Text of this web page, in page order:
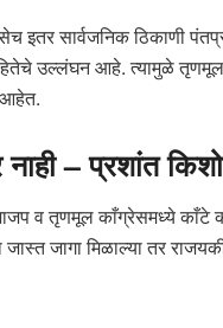
सार्वजनिक ठिकाणी
उल्लंघन आहे. त्यामुळे
आहेत.
– प्रशांत
व तृणमूल काँग्रेसमध्ये
जास्त जागा मिळाल्या तर